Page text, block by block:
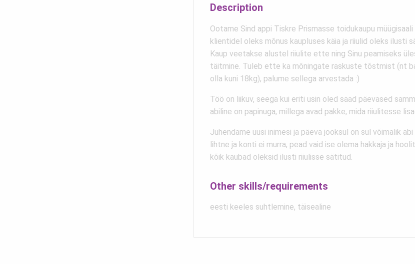
Description
Ootame Sind appi Tiskre Prismasse toidukaupu
klientidel oleks mõnus kaupluses käia ja riiulid oleks ilusti
Kaup veetakse alustel riiulite ette ning Sinu peamiseks
täitmine. Tuleb ette ka mõningate raskuste tõstmist (nt
olla kuni 18kg), palume sellega arvestada :)
Töö on liikuv, seega kui eriti usin oled saad päevased
abiline on papinuga, millega avad pakke, mida riiulitesse
Juhendame uusi inimesi ja päeva jooksul on sul võimalik
lihtne ja konti ei murra, pead vaid ise olema hakkaja ja
kõik kaubad oleksid ilusti riiulisse sätitud.
Other skills/requirements
eesti keeles suhtlemine, täisealine